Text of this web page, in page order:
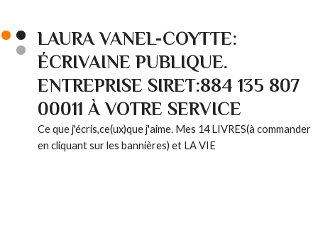
LAURA VANEL-COYTTE:
ÉCRIVAINE PUBLIQUE.
ENTREPRISE SIRET:884 135 807
00011 À VOTRE SERVICE
Ce que j'écris,ce(ux)que j'aime. Mes 14 LIVRES(à commander
en cliquant sur les bannières) et LA VIE